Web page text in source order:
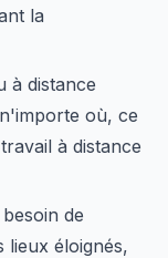
la
à distance
où, ce
à distance
de
lieux éloignés,